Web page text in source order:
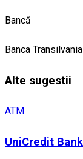
Bancă
Banca Transilvania
Alte sugestii
ATM
UniCredit